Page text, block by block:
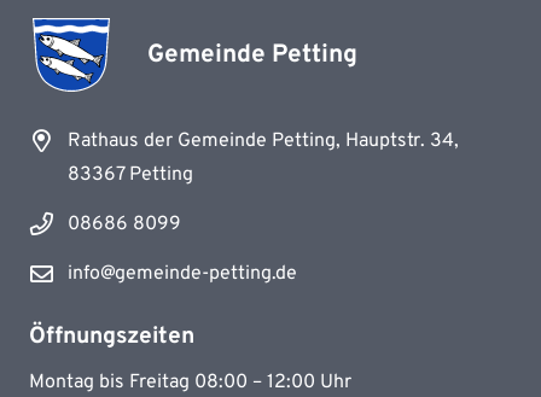
Gemeinde Petting
Rathaus der Gemeinde Petting, Hauptstr. 34,
83367 Petting
08686 8099
info@gemeinde-petting.de
Öffnungszeiten
Montag bis Freitag 08:00 – 12:00 Uhr